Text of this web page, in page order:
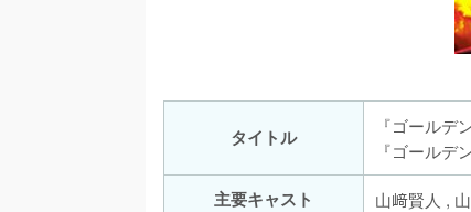
タイトル
『ゴールデ
『ゴール
主要キャスト
山﨑賢人 ,